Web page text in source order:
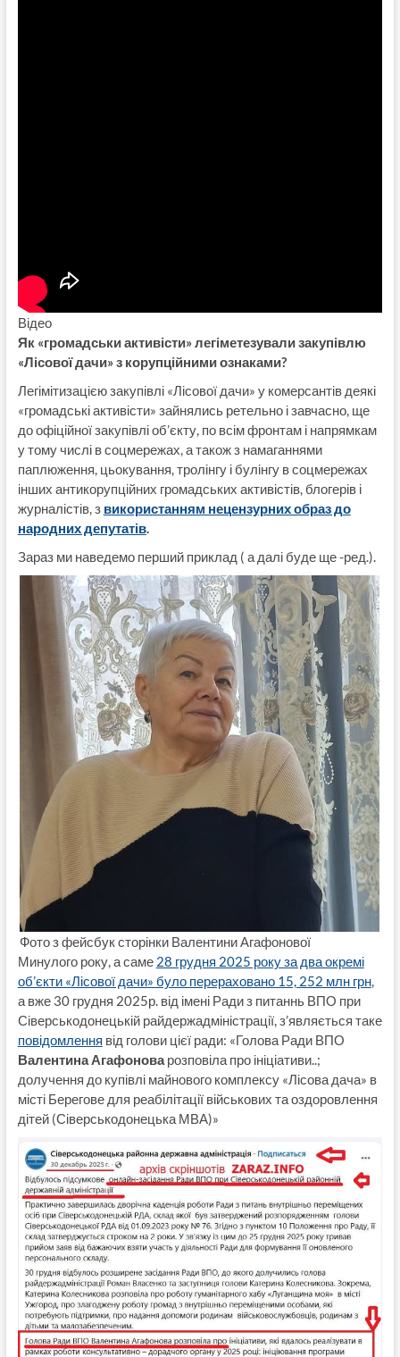
Відео
Як «громадськи активісти» легіметезували закупівлю
«Лісової дачи» з корупційними ознаками?
Легімітизацією закупівлі «Лісової дачи» у комерсантів деякі
«громадські активісти» зайнялись ретельно і завчасно, ще
до офіційної закупівлі об’єкту, по всім фронтам і напрямкам
у тому числі в соцмережах, а також з намаганнями
паплюження, цьокування, тролінгу і булінгу в соцмережах
інших антикорупційних громадських активістів, блогерів і
журналістів, з використанням нецензурних образ до
народних депутатів.
Зараз ми наведемо перший приклад ( а далі буде ще -ред.).
Фото з фейсбук сторінки Валентини Агафонової
Минулого року, а саме 28 грудня 2025 року за два окремі
об’єкти «Лісової дачи» було перераховано 15, 252 млн грн,
а вже 30 грудня 2025р. від імені Ради з питаннь ВПО при
Сіверськодонецькій райдержадміністрації, з’являється таке
повідомлення від голови цієї ради: «Голова Ради ВПО
Валентина Агафоноварозповіла про ініціативи..;
долучення до купівлі майнового комплексу «Лісова дача» в
місті Берегове для реабілітації військових та оздоровлення
дітей (Сіверськодонецька МВА)»